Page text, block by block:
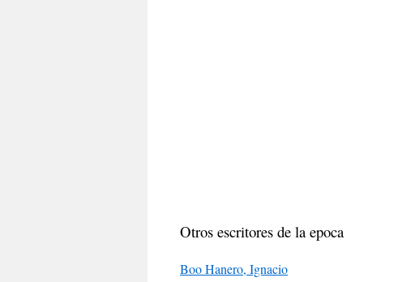
Otros escritores de la epoca
Boo Hanero, Ignacio